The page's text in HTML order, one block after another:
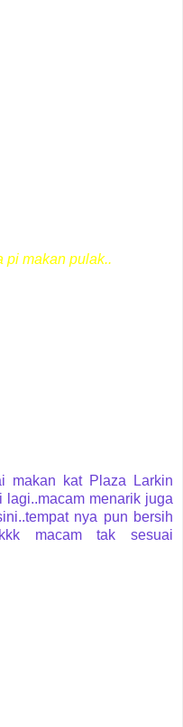
pi makan pulak..
makan kat Plaza Larkin
lagi..macam menarik juga
nya pun bersih
macam tak sesuai